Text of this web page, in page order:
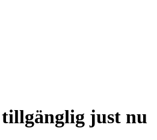
just nu